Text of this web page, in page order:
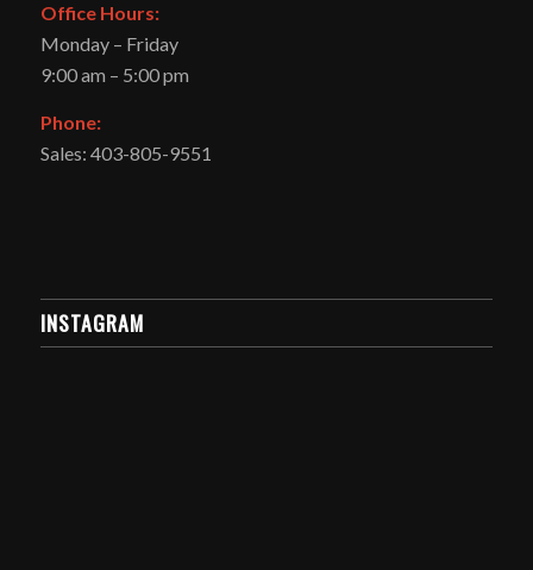
Office Hours:
Monday – Friday
9:00 am – 5:00 pm
Phone:
Sales: 403-805-9551
INSTAGRAM